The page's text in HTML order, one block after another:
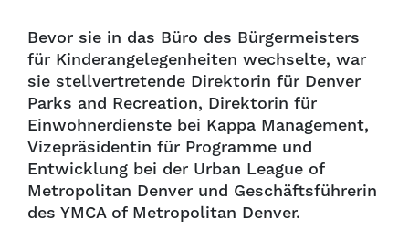
Bevor sie in das Büro des Bürgermeisters
für Kinderangelegenheiten wechselte, war
sie stellvertretende Direktorin für Denver
Parks and Recreation, Direktorin für
Einwohnerdienste bei Kappa Management,
Vizepräsidentin für Programme und
Entwicklung bei der Urban League of
Metropolitan Denver und Geschäftsführerin
des YMCA of Metropolitan Denver.